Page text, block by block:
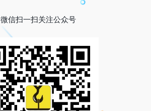
微信扫一扫关注公众号